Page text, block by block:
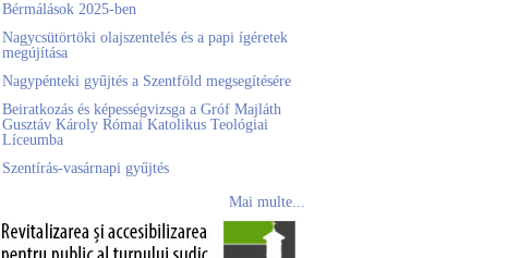
Bérmálások 2025-ben
Nagycsütörtöki olajszentelés és a papi ígéretek
megújítása
Nagypénteki gyűjtés a Szentföld megsegítésére
Beiratkozás és képességvizsga a Gróf Majláth
Gusztáv Károly Római Katolikus Teológiai
Líceumba
Szentírás-vasárnapi gyűjtés
Mai multe...